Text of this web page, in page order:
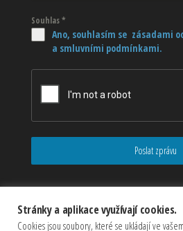
Souhlas*
Ano, souhlasím se zásadami
a smluvními podmínkami.
Poslat zprávu
Stránky a aplikace využívají cookies.
Cookies jsou soubory, které se ukládají ve